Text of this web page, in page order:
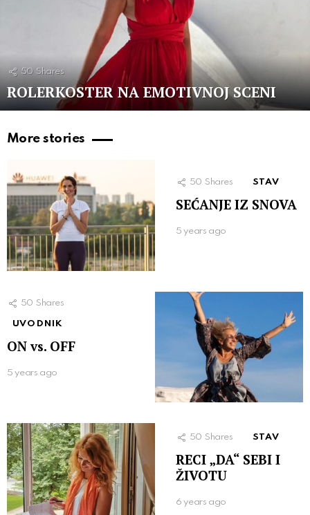
50 Shares
ROLERKOSTER NA EMOTIVNOJ SCENI
More stories
50 Shares STAV
SEĆANJE IZ SNOVA
5 years ago
50 Shares
UVODNIK
ON vs. OFF
5 years ago
50 Shares STAV
RECI „DA“ SEBI I
ŽIVOTU
6 years ago